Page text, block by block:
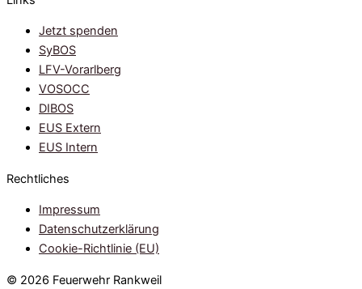
Jetzt spenden
SyBOS
LFV-Vorarlberg
VOSOCC
DIBOS
EUS Extern
EUS Intern
Rechtliches
Impressum
Datenschutzerklärung
Cookie-Richtlinie (EU)
© 2026 Feuerwehr Rankweil